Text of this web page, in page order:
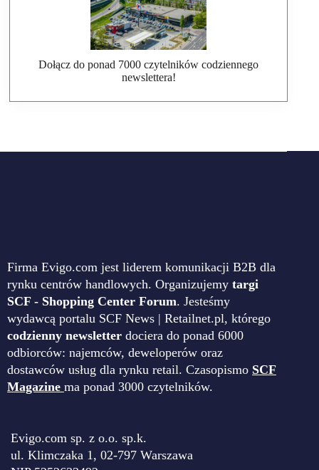
Dołącz do ponad 7000 czytelników codziennego
newslettera!
Firma Evigo.com jest liderem komunikacji B2B dla
rynku centrów handlowych. Organizujemy targi
SCF - Shopping Center Forum. Jesteśmy
wydawcą portalu SCF News | Retailnet.pl, którego
codzienny newsletter dociera do ponad 6000
odbiorców: najemców, deweloperów oraz
dostawców usług dla rynku retail. Czasopismo SCF
Magazine ma ponad 3000 czytelników.
Evigo.com sp. z o.o. sp.k.
ul. Klimczaka 1, 02-797 Warszawa